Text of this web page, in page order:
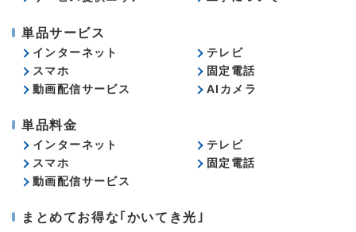
単品サービス
インターネット
テレビ
スマホ
固定電話
動画配信サービス
AIカメラ
単品料金
インターネット
テレビ
スマホ
固定電話
動画配信サービス
まとめてお得な｢かいてき光｣